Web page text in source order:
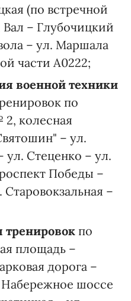
(по встречной
– Глубочицкий
– ул. Маршала
части А0222;
военной техники
по
колесная
– ул.
ул. Стеценко – ул.
Победы –
–
тренировок по
площадь –
дорога –
шоссе